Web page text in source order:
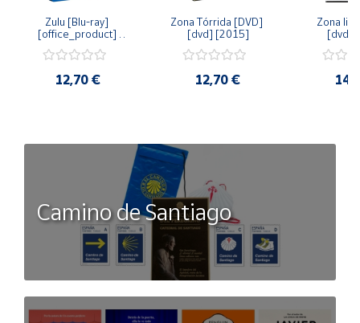
Zulu [Blu-ray]
[office_product]
12,70 €
Zona Tórrida [DVD]
[dvd] [2015]
12,70 €
Zona
[dvd]
Camino de Santiago